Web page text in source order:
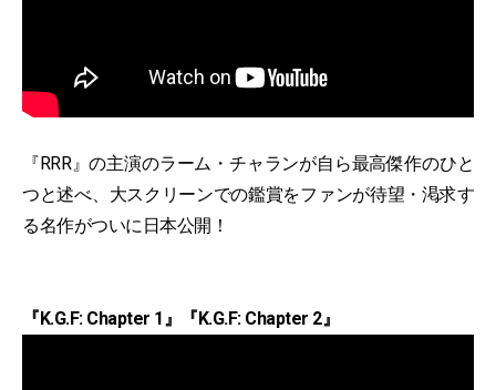
『RRR』の主演のラーム・チャランが自ら最高傑作のひと
つと述べ、大スクリーンでの鑑賞をファンが待望・渇求す
る名作がついに日本公開！
『K.G.F: Chapter 1』『K.G.F: Chapter 2』